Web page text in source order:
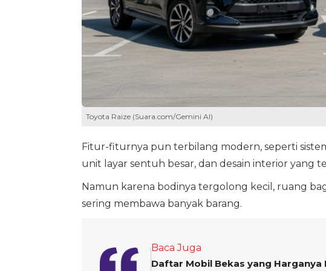
Toyota Raize (Suara.com/Gemini AI)
Fitur-fiturnya pun terbilang modern, seperti
unit layar sentuh besar, dan desain interior yang
Namun karena bodinya tergolong kecil, ruang
sering membawa banyak barang.
Baca Juga
Daftar Mobil Bekas yang Harganya